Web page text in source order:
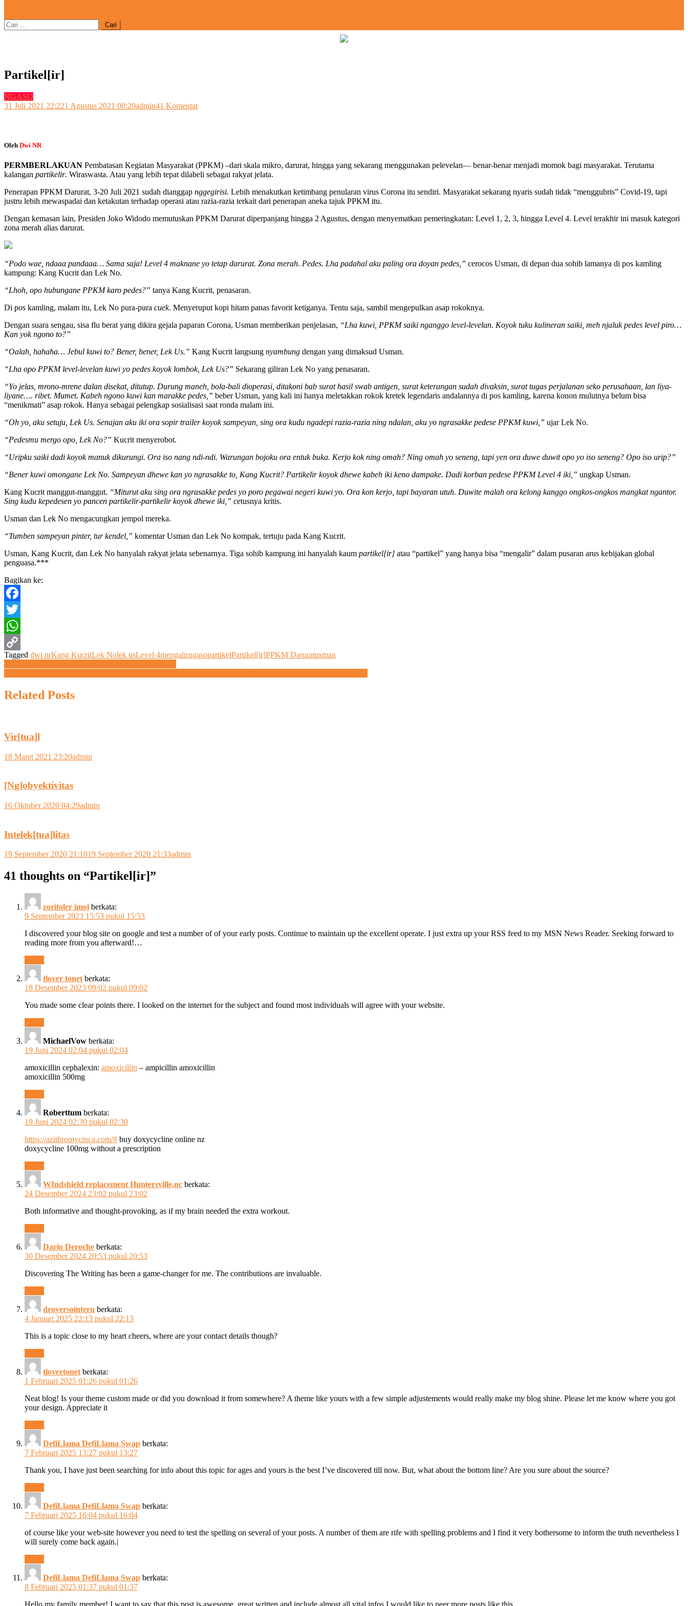
Cari
untuk:
Partikel[ir]
NGASO
31 Juli 2021 22:221 Agustus 2021 00:20admin41 Komentarpada
Oleh Dwi NR
PERMBERLAKUAN Pembatasan Kegiatan Masyarakat (PPKM) –dari skala mikro, darurat, hingga yang sekarang menggunakan pelevelan— benar-benar menjadi momok bagi masyarakat. Terutama
kalangan partikelir. Wiraswasta. Atau yang lebih tepat dilabeli sebagai rakyat jelata.
Penerapan PPKM Darurat, 3-20 Juli 2021 sudah dianggap nggegirisi. Lebih menakutkan ketimbang penularan virus Corona itu sendiri. Masyarakat sekarang nyaris sudah tidak “menggubris” Covid-19, tapi
justru lebih mewaspadai dan ketakutan terhadap operasi atau razia-razia terkait dari penerapan aneka tajuk PPKM itu.
Dengan kemasan lain, Presiden Joko Widodo memutuskan PPKM Darurat diperpanjang hingga 2 Agustus, dengan menyematkan pemeringkatan: Level 1, 2, 3, hingga Level 4. Level terakhir ini masuk kategori
zona merah alias darurat.
“Podo wae, ndaaa pandaaa… Sama saja! Level 4 maknane yo tetap darurat. Zona merah. Pedes. Lha padahal aku paling ora doyan pedes,” cerocos Usman, di depan dua sohib lamanya di pos kamling
kampung: Kang Kucrit dan Lek No.
“Lhoh, opo hubungane PPKM karo pedes?” tanya Kang Kucrit, penasaran.
Di pos kamling, malam itu, Lek No pura-pura cuek. Menyeruput kopi hitam panas favorit ketiganya. Tentu saja, sambil mengepulkan asap rokoknya.
Dengan suara sengau, sisa flu berat yang dikira gejala paparan Corona, Usman memberikan penjelasan, “Lha kuwi, PPKM saiki nganggo level-levelan. Koyok tuku kulineran saiki, meh njaluk pedes level piro…
Kan yok ngono to?”
“Oalah, hahaha… Jebul kuwi to? Bener, bener, Lek Us.” Kang Kucrit langsung nyambung dengan yang dimaksud Usman.
“Lha opo PPKM level-levelan kuwi yo pedes koyok lombok, Lek Us?” Sekarang giliran Lek No yang penasaran.
“Yo jelas, mrono-mrene dalan disekat, ditutup. Durung maneh, bola-bali dioperasi, ditakoni bab surat hasil swab antigen, surat keterangan sudah divaksin, surat tugas perjalanan seko perusahaan, lan liya-
liyane…. ribet. Mumet. Kabeh ngono kuwi kan marakke pedes,” beber Usman, yang kali ini hanya meletakkan rokok kretek legendaris andalannya di pos kamling, karena konon mulutnya belum bisa
“menikmati” asap rokok. Hanya sebagai pelengkap sosialisasi saat ronda malam ini.
“Oh yo, aku setuju, Lek Us. Senajan aku iki ora sopir trailer koyok sampeyan, sing ora kudu ngadepi razia-razia ning ndalan, aku yo ngrasakke pedese PPKM kuwi,” ujar Lek No.
“Pedesmu mergo opo, Lek No?” Kucrit menyerobot.
“Uripku saiki dadi koyok manuk dikurungi. Ora iso nang ndi-ndi. Warungan bojoku ora entuk buka. Kerjo kok ning omah? Ning omah yo seneng, tapi yen ora duwe duwit opo yo iso seneng? Opo iso urip?”
“Bener kuwi omongane Lek No. Sampeyan dhewe kan yo ngrasakke to, Kang Kucrit? Partikelir koyok dhewe kabeh iki keno dampake. Dadi korban pedese PPKM Level 4 iki,” ungkap Usman.
Kang Kucrit manggut-manggut. “Miturut aku sing ora ngrasakke pedes yo poro pegawai negeri kuwi yo. Ora kon kerjo, tapi bayaran utuh. Duwite malah ora kelong kanggo ongkos-ongkos mangkat ngantor.
Sing kudu kepedesen yo pancen partikelir-partikelir koyok dhewe iki,” cetusnya kritis.
Usman dan Lek No mengacungkan jempol mereka.
“Tumben sampeyan pinter, tur kendel,” komentar Usman dan Lek No kompak, tertuju pada Kang Kucrit.
Usman, Kang Kucrit, dan Lek No hanyalah rakyat jelata sebenarnya. Tiga sohib kampung ini hanyalah kaum partikel[ir] atau “partikel” yang hanya bisa “mengalir” dalam pusaran arus kebijakan global
penguasa.***
Bagikan ke:
Facebook
Twitter
WhatsApp
Copy
Tagged dwi nrKang KucritLek Nolek usLevel 4mengalirngasopartikelPartikel[ir]PPKM Daruratusman
Navigasi
pos
Related Posts
Vir[tua]l
18 Maret 2021 23:20admin
[Ng]obyektivitas
16 Oktober 2020 04:29admin
Intelek[tua]litas
19 September 2020 21:1019 September 2020 21:33admin
41 thoughts on “Partikel[ir]”
zoritoler imol berkata:
9 September 2023 15:53 pukul 15:53
I discovered your blog site on google and test a number of of your early posts. Continue to maintain up the excellent operate. I just extra up your RSS feed to my MSN News Reader. Seeking forward to
reading more from you afterward!…
tlover tonet berkata:
18 Desember 2023 09:02 pukul 09:02
You made some clear points there. I looked on the internet for the subject and found most individuals will agree with your website.
MichaelVow berkata:
19 Juni 2024 02:04 pukul 02:04
amoxicillin cephalexin: amoxicillin – ampicillin amoxicillin
amoxicillin 500mg
Roberttum berkata:
19 Juni 2024 02:30 pukul 02:30
https://azithromycinca.com/# buy doxycycline online nz
doxycycline 100mg without a prescription
WIndshield replacement Huntersville,nc berkata:
24 Desember 2024 23:02 pukul 23:02
Both informative and thought-provoking, as if my brain needed the extra workout.
Dario Deroche berkata:
30 Desember 2024 20:53 pukul 20:53
Discovering The Writing has been a game-changer for me. The contributions are invaluable.
droversointeru berkata:
4 Januari 2025 22:13 pukul 22:13
This is a topic close to my heart cheers, where are your contact details though?
tlovertonet berkata:
1 Februari 2025 01:26 pukul 01:26
Neat blog! Is your theme custom made or did you download it from somewhere? A theme like yours with a few simple adjustements would really make my blog shine. Please let me know where you got
your design. Appreciate it
DefiLlama DefiLlama Swap berkata:
7 Februari 2025 13:27 pukul 13:27
Thank you, I have just been searching for info about this topic for ages and yours is the best I’ve discovered till now. But, what about the bottom line? Are you sure about the source?
DefiLlama DefiLlama Swap berkata:
7 Februari 2025 16:04 pukul 16:04
of course like your web-site however you need to test the spelling on several of your posts. A number of them are rife with spelling problems and I find it very bothersome to inform the truth nevertheless I
will surely come back again.|
DefiLlama DefiLlama Swap berkata:
8 Februari 2025 01:37 pukul 01:37